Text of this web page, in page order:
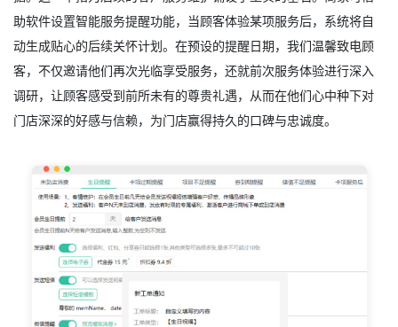
助软件设置智能服务提醒功能，当顾客体验某项服务后，系统将自
动生成贴心的后续关怀计划。在预设的提醒日期，我们温馨致电顾
客，不仅邀请他们再次光临享受服务，还就前次服务体验进行深入
调研，让顾客感受到前所未有的尊贵礼遇，从而在他们心中种下对
门店深深的好感与信赖，为门店赢得持久的口碑与忠诚度。